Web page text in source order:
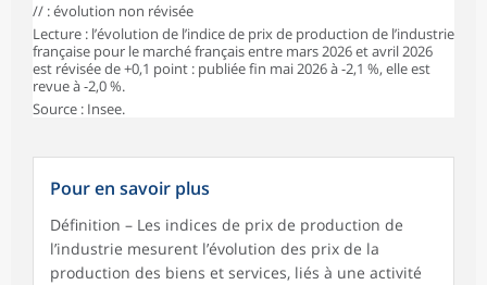
// : évolution non révisée
Lecture : l’évolution de l’indice de prix de production de l’industrie
française pour le marché français entre mars 2026 et avril 2026
est révisée de +0,1 point : publiée fin mai 2026 à -2,1 %, elle est
revue à -2,0 %.
Source : Insee.
Pour en savoir plus
Définition – Les indices de prix de production de
l’industrie mesurent l’évolution des prix de la
production des biens et services, liés à une activité